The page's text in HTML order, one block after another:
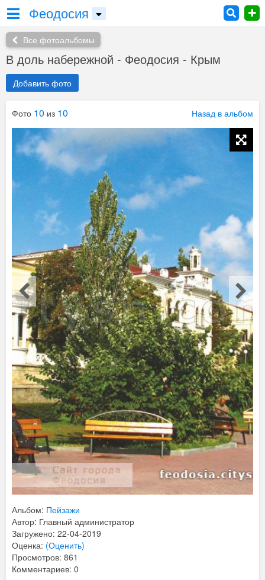
Феодосия
Все фотоальбомы
В доль набережной - Феодосия - Крым
Добавить фото
Фото 10 из 10 Назад в альбом
Альбом: Пейзажи
Автор: Главный администратор
Загружено: 22-04-2019
Оценка: (Оценить)
Просмотров: 861
Комментариев: 0